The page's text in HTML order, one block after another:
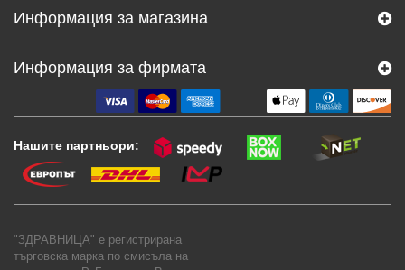
Информация за магазина
Информация за фирмата
Нашите партньори:
"ЗДРАВНИЦА" е регистрирана
търговска марка по смисъла на